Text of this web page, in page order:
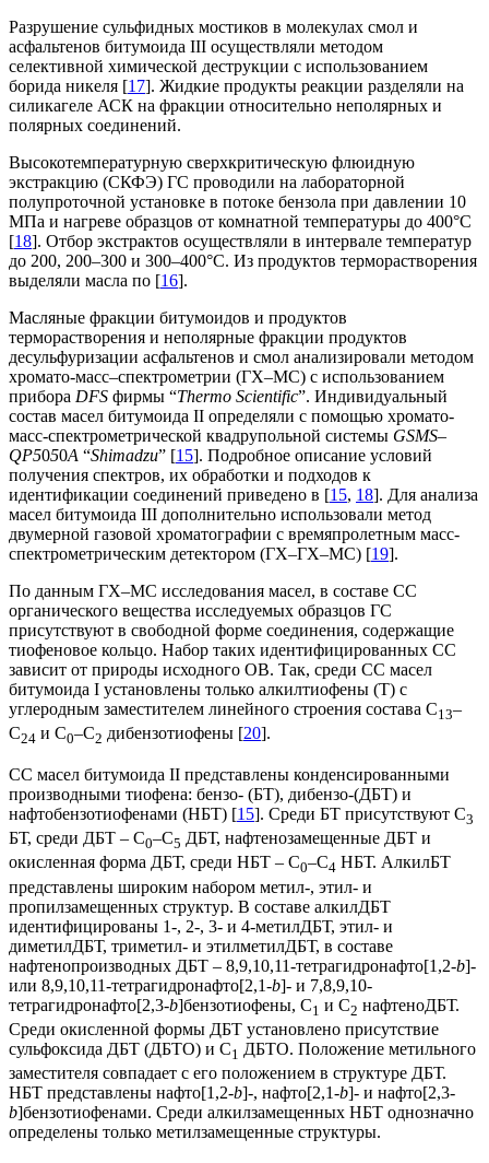
Разрушение сульфидных мостиков в молекулах смол и
асфальтенов битумоида III осуществляли методом
селективной химической деструкции с использованием
борида никеля [17]. Жидкие продукты реакции разделяли на
силикагеле АСК на фракции относительно неполярных и
полярных соединений.
Высокотемпературную сверхкритическую флюидную
экстракцию (СКФЭ) ГС проводили на лабораторной
полупроточной установке в потоке бензола при давлении 10
МПа и нагреве образцов от комнатной температуры до 400°С
[18]. Отбор экстрактов осуществляли в интервале температур
до 200, 200–300 и 300–400°С. Из продуктов терморастворения
выделяли масла по [16].
Масляные фракции битумоидов и продуктов
терморастворения и неполярные фракции продуктов
десульфуризации асфальтенов и смол анализировали методом
хромато-масс–спектрометрии (ГХ–МС) с использованием
прибора DFS фирмы “Thermo Scientific”. Индивидуальный
состав масел битумоида II определяли с помощью хромато-
масс‑спектрометрической квадрупольной системы GSMS–
QP5050A “Shimadzu” [15]. Подробное описание условий
получения спектров, их обработки и подходов к
идентификации соединений приведено в [15, 18]. Для анализа
масел битумоида III дополнительно использовали метод
двумерной газовой хроматографии с времяпролетным масс-
спектрометрическим детектором (ГХ–ГХ–МС) [19].
По данным ГХ–МС исследования масел, в составе СС
органического вещества исследуемых образцов ГС
присутствуют в свободной форме соединения, содержащие
тиофеновое кольцо. Набор таких идентифицированных СС
зависит от природы исходного ОВ. Так, среди СС масел
битумоида I установлены только алкилтиофены (Т) с
углеродным заместителем линейного строения состава С13–
С24 и С0–С2 дибензотиофены [20].
СС масел битумоида II представлены конденсированными
производными тиофена: бензо- (БТ), дибензо-(ДБТ) и
нафтобензотиофенами (НБТ) [15]. Среди БТ присутствуют С3
БТ, среди ДБТ – С0–С5 ДБТ, нафтенозамещенные ДБТ и
окисленная форма ДБТ, среди НБТ – С0–С4 НБТ. АлкилБТ
представлены широким набором метил-, этил- и
пропилзамещенных структур. В составе алкилДБТ
идентифицированы 1-, 2-, 3- и 4-метилДБТ, этил- и
диметилДБТ, триметил- и этилметилДБТ, в составе
нафтенопроизводных ДБТ – 8,9,10,11-тетрагидронафто[1,2-b]-
или 8,9,10,11-тетрагидронафто[2,1-b]- и 7,8,9,10-
тетрагидронафто[2,3-b]бензотиофены, С1 и С2 нафтеноДБТ.
Среди окисленной формы ДБТ установлено присутствие
сульфоксида ДБТ (ДБТО) и С1 ДБТО. Положение метильного
заместителя совпадает с его положением в структуре ДБТ.
НБТ представлены нафто[1,2-b]-, нафто[2,1-b]- и нафто[2,3-
b]бензотиофенами. Среди алкилзамещенных НБТ однозначно
определены только метилзамещенные структуры.